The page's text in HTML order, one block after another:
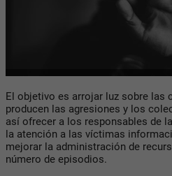
El objetivo es arrojar luz sobre las
producen las agresiones y los
así ofrecer a los responsables de
la atención a las víctimas
mejorar la administración de
número de episodios.